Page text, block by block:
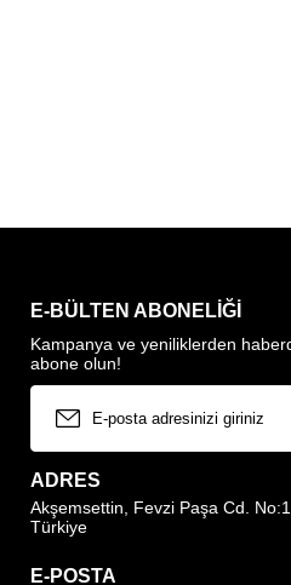
E-BÜLTEN ABONELIĞI
Kampanya ve yeniliklerden
abone olun!
ADRES
Akşemsettin, Fevzi Paşa Cd.
Türkiye
E-POSTA